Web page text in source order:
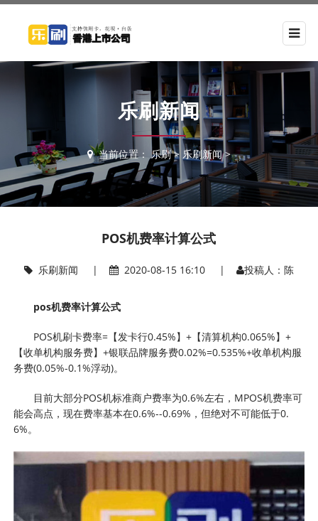
乐刷新闻
当前位置： 乐刷> 乐刷新闻>
POS机费率计算公式
乐刷新闻 | 2020-08-15 16:10 | 投稿人：陈
pos机费率计算公式
POS机刷卡费率=【发卡行0.45%】+【清算机构0.065%】+
【收单机构服务费】+银联品牌服务费0.02%=0.535%+收单机构服
务费(0.05%-0.1%浮动)。
目前大部分POS机标准商户费率为0.6%左右，MPOS机费率可
能会高点，现在费率基本在0.6%--0.69%，但绝对不可能低于0.
6%。